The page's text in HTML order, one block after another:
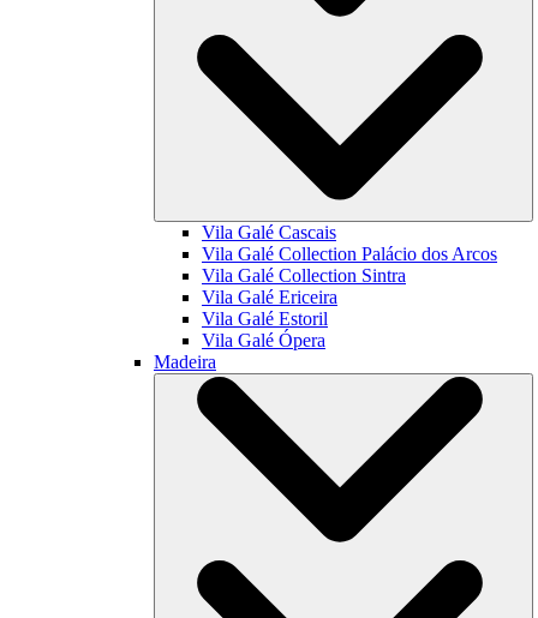
Vila Galé Cascais
Vila Galé Collection Palácio dos Arcos
Vila Galé Collection Sintra
Vila Galé Ericeira
Vila Galé Estoril
Vila Galé Ópera
Madeira